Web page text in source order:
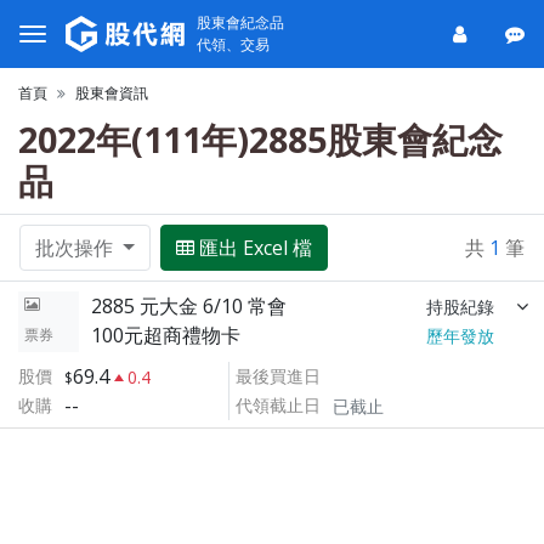
股東會紀念品
代領、交易
首頁 股東會資訊
2022年(111年)2885股東會紀念
品
批次操作 匯出 Excel 檔 共 1 筆
票券
2885 元大金 6/10 常會 持股紀錄
100元超商禮物卡
歷年發放
股價
69.4
0.4
收購 --
最後買進日
代領截止日
已截止